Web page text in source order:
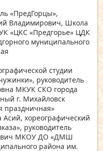
«ПредГорцы»,
Владимирович, Школа
«ЦКС «Предгорье» ЦДК
муниципального
студии
, руководитель
МКУК СКО города
г. Михайловск
праздничная»
Асий, хореографический
, руководитель
МКОУ ДО «ДМШ
района им.